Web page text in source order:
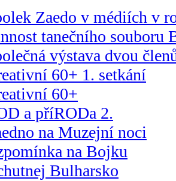
Zaedo v médiích v
tanečního souboru
výstava dvou
60+ 1. setkání
60+
a příRODa 2.
na Muzejní noci
na Bojku
Bulharsko